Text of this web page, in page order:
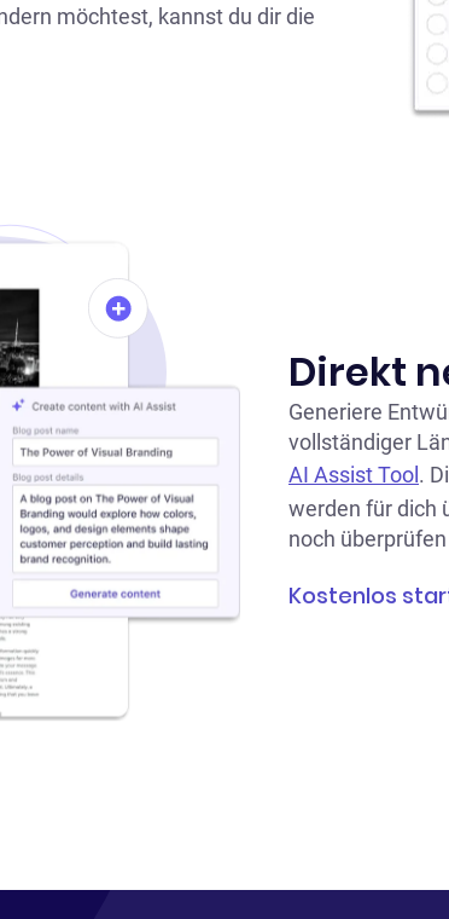
möchtest, kannst du dir die
Direkt
Generiere
vollständiger
AI Assist Tool .
werden für dich
noch
Kostenlos